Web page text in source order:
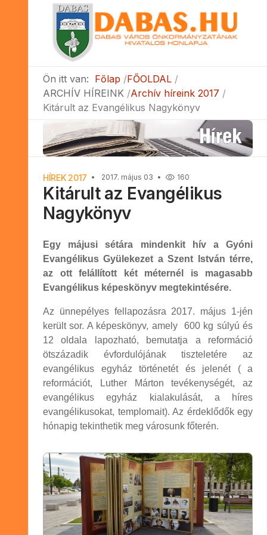
Ön itt van: Főlap
FŐOLDAL
ARCHÍV HÍREINK Archív híreink 2017
Kitárult az Evangélikus Nagykönyv
HÍREK 2017 2017. május 03 160
Kitárult az Evangélikus
Nagykönyv
Egy májusi sétára mindenkit hív a Gyóni
Evangélikus Gyülekezet a Szent István térre,
az ott felállított két méternél is magasabb
Evangélikus képeskönyv megtekintésére.
Az ünnepélyes fellapozásra 2017. május 1-jén
került sor. A képeskönyv, amely 600 kg súlyú és
12 oldala lapozható, bemutatja a reformáció
ötszázadik évfordulójának tiszteletére az
evangélikus egyház történetét és jelenét ( a
reformációt, Luther Márton tevékenységét, az
evangélikus egyház kialakulását, a híres
evangélikusokat, templomait). Az érdeklődők egy
hónapig tekinthetik meg városunk főterén.